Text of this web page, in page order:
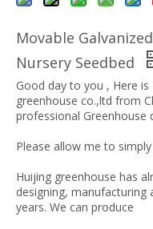
Movable
Nursery Seedbed
Good day to you , Here
greenhouse co.,ltd from
professional Greenhouse
Please allow me to
Huijing greenhouse has
designing,
years. We can produce